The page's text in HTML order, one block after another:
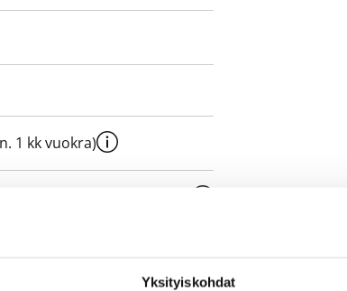
Yksityiskohdat
1 kk vuokra)
tai